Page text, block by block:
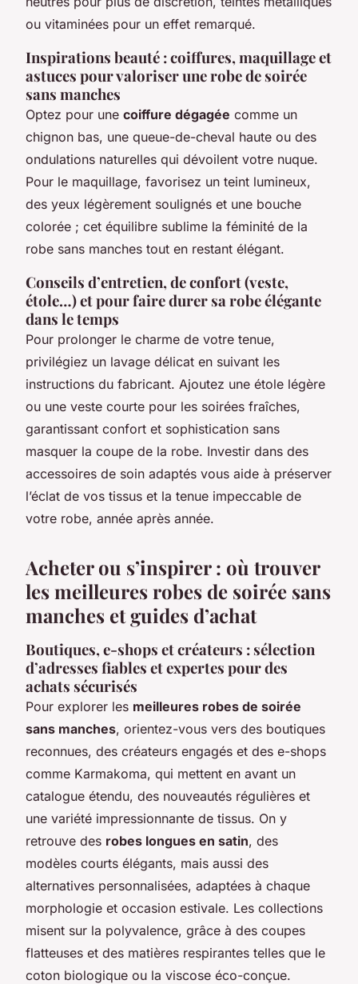
ou vitaminées pour un effet remarqué.
Inspirations beauté : coiffures, maquillage et
astuces pour valoriser une robe de soirée
sans manches
Optez pour une coiffure dégagée comme un
chignon bas, une queue-de-cheval haute ou des
ondulations naturelles qui dévoilent votre nuque.
Pour le maquillage, favorisez un teint lumineux,
des yeux légèrement soulignés et une bouche
colorée ; cet équilibre sublime la féminité de la
robe sans manches tout en restant élégant.
Conseils d’entretien, de confort (veste,
étole…) et pour faire durer sa robe élégante
dans le temps
Pour prolonger le charme de votre tenue,
privilégiez un lavage délicat en suivant les
instructions du fabricant. Ajoutez une étole légère
ou une veste courte pour les soirées fraîches,
garantissant confort et sophistication sans
masquer la coupe de la robe. Investir dans des
accessoires de soin adaptés vous aide à préserver
l’éclat de vos tissus et la tenue impeccable de
votre robe, année après année.
Acheter ou s’inspirer : où trouver
les meilleures robes de soirée sans
manches et guides d’achat
Boutiques, e-shops et créateurs : sélection
d’adresses fiables et expertes pour des
achats sécurisés
Pour explorer les meilleures robes de soirée
sans manches, orientez-vous vers des boutiques
reconnues, des créateurs engagés et des e-shops
comme Karmakoma, qui mettent en avant un
catalogue étendu, des nouveautés régulières et
une variété impressionnante de tissus. On y
retrouve des robes longues en satin, des
modèles courts élégants, mais aussi des
alternatives personnalisées, adaptées à chaque
morphologie et occasion estivale. Les collections
misent sur la polyvalence, grâce à des coupes
flatteuses et des matières respirantes telles que le
coton biologique ou la viscose éco-conçue.